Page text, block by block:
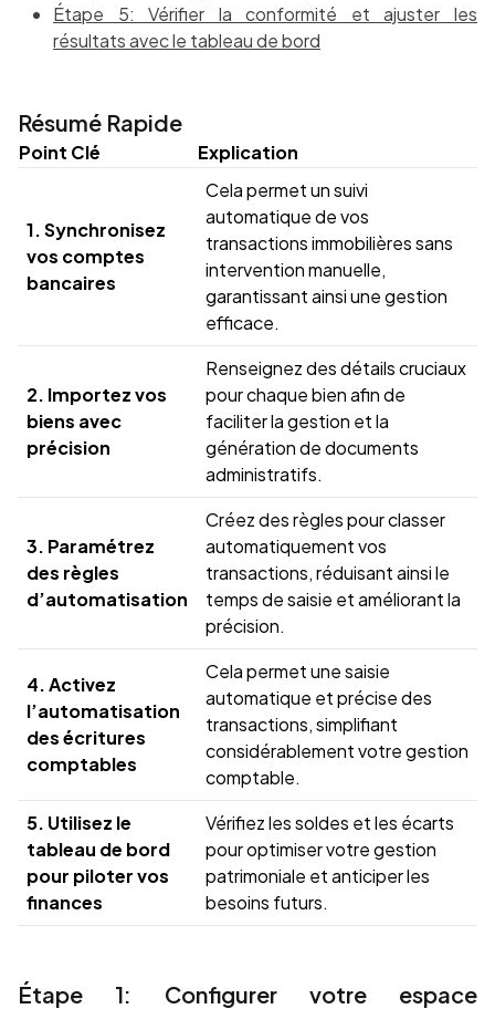
Étape 5: Vérifier la conformité et ajuster les
résultats avec le tableau de bord
Résumé Rapide
Point Clé Explication
1. Synchronisez
vos comptes
bancaires
Cela permet un suivi
automatique de vos
transactions immobilières sans
intervention manuelle,
garantissant ainsi une gestion
efficace.
2. Importez vos
biens avec
précision
Renseignez des détails cruciaux
pour chaque bien afin de
faciliter la gestion et la
génération de documents
administratifs.
3. Paramétrez
des règles
d’automatisation
Créez des règles pour classer
automatiquement vos
transactions, réduisant ainsi le
temps de saisie et améliorant la
précision.
4. Activez
l’automatisation
des écritures
comptables
Cela permet une saisie
automatique et précise des
transactions, simplifiant
considérablement votre gestion
comptable.
5. Utilisez le
tableau de bord
pour piloter vos
finances
Vérifiez les soldes et les écarts
pour optimiser votre gestion
patrimoniale et anticiper les
besoins futurs.
Étape 1: Configurer votre espace